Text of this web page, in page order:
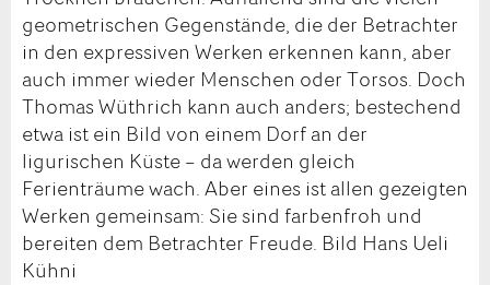
geometrischen Gegenstände, die der Betrachter
in den expressiven Werken erkennen kann, aber
auch immer wieder Menschen oder Torsos. Doch
Thomas Wüthrich kann auch anders; bestechend
etwa ist ein Bild von einem Dorf an der
ligurischen Küste – da werden gleich
Ferienträume wach. Aber eines ist allen gezeigten
Werken gemeinsam: Sie sind farbenfroh und
bereiten dem Betrachter Freude. Bild Hans Ueli
Kühni